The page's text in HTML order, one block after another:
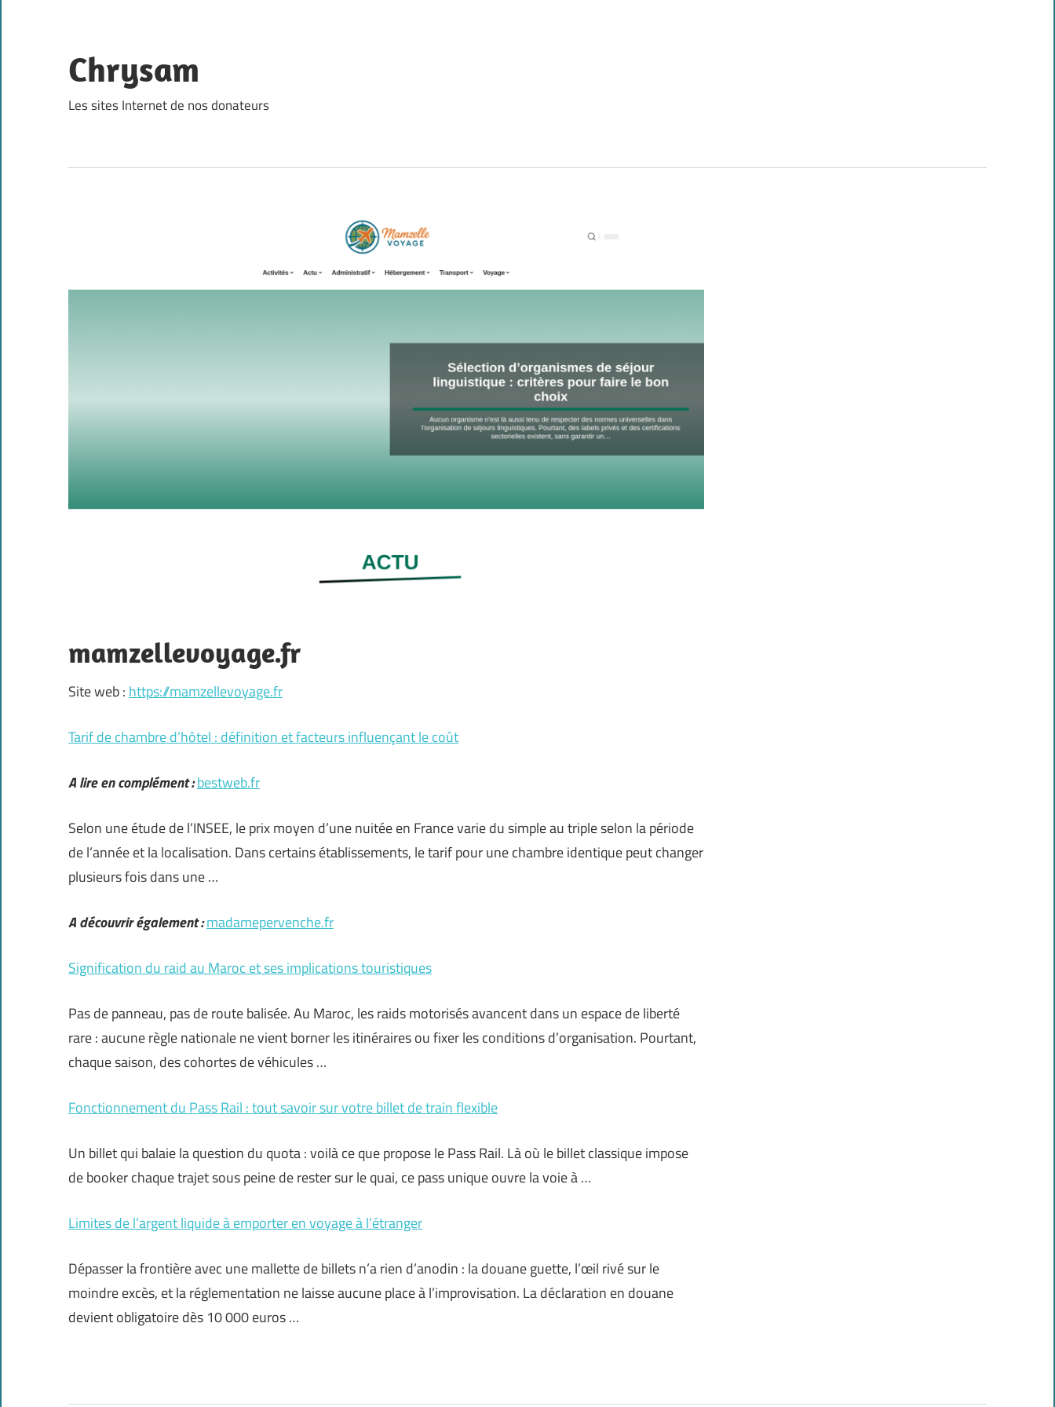
content
Chrysam
Les sites Internet de nos donateurs
mamzellevoyage.fr
Site web : https://mamzellevoyage.fr
Tarif de chambre d’hôtel : définition et facteurs influençant le coût
A lire en complément :bestweb.fr
Selon une étude de l’INSEE, le prix moyen d’une nuitée en France varie du simple au triple selon la période
de l’année et la localisation. Dans certains établissements, le tarif pour une chambre identique peut changer
plusieurs fois dans une …
A découvrir également :madamepervenche.fr
Signification du raid au Maroc et ses implications touristiques
Pas de panneau, pas de route balisée. Au Maroc, les raids motorisés avancent dans un espace de liberté
rare : aucune règle nationale ne vient borner les itinéraires ou fixer les conditions d’organisation. Pourtant,
chaque saison, des cohortes de véhicules …
Fonctionnement du Pass Rail : tout savoir sur votre billet de train flexible
Un billet qui balaie la question du quota : voilà ce que propose le Pass Rail. Là où le billet classique impose
de booker chaque trajet sous peine de rester sur le quai, ce pass unique ouvre la voie à …
Limites de l’argent liquide à emporter en voyage à l’étranger
Dépasser la frontière avec une mallette de billets n’a rien d’anodin : la douane guette, l’œil rivé sur le
moindre excès, et la réglementation ne laisse aucune place à l’improvisation. La déclaration en douane
devient obligatoire dès 10 000 euros …